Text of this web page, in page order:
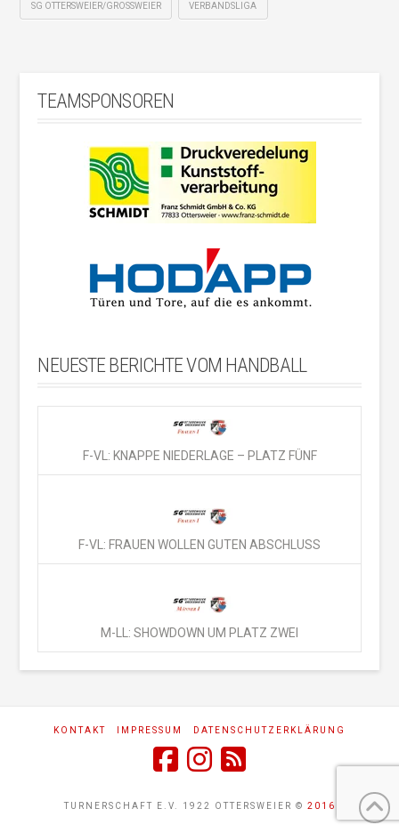
SG OTTERSWEIER/GROSSWEIER VERBANDSLIGA
TEAMSPONSOREN
NEUESTE BERICHTE VOM HANDBALL
F-VL: KNAPPE NIEDERLAGE – PLATZ FÜNF
F-VL: FRAUEN WOLLEN GUTEN ABSCHLUSS
M-LL: SHOWDOWN UM PLATZ ZWEI
KONTAKT IMPRESSUM DATENSCHUTZERKLÄRUNG
TURNERSCHAFT E.V. 1922 OTTERSWEIER © 2016